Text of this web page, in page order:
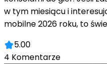
w tym miesiącu i
mobilne 2026 roku, to świe
5.00
4 Komentarze